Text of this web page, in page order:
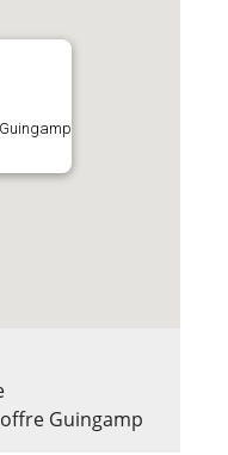
Guingamp